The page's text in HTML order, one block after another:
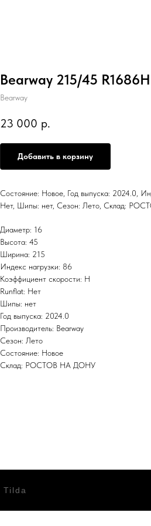
Bearway 215/45 R1686H
Bearway
23 000 р.
Добавить в корзину
Состояние: Новое, Год выпуска: 2024.0,
Нет, Шипы: нет, Сезон: Лето, Склад:
Диаметр: 16
Высота: 45
Ширина: 215
Индекс нагрузки: 86
Коэффициент скорости: H
Runflat: Нет
Шипы: нет
Год выпуска: 2024.0
Производитель: Bearway
Сезон: Лето
Состояние: Новое
Склад: РОСТОВ НА ДОНУ
Tilda